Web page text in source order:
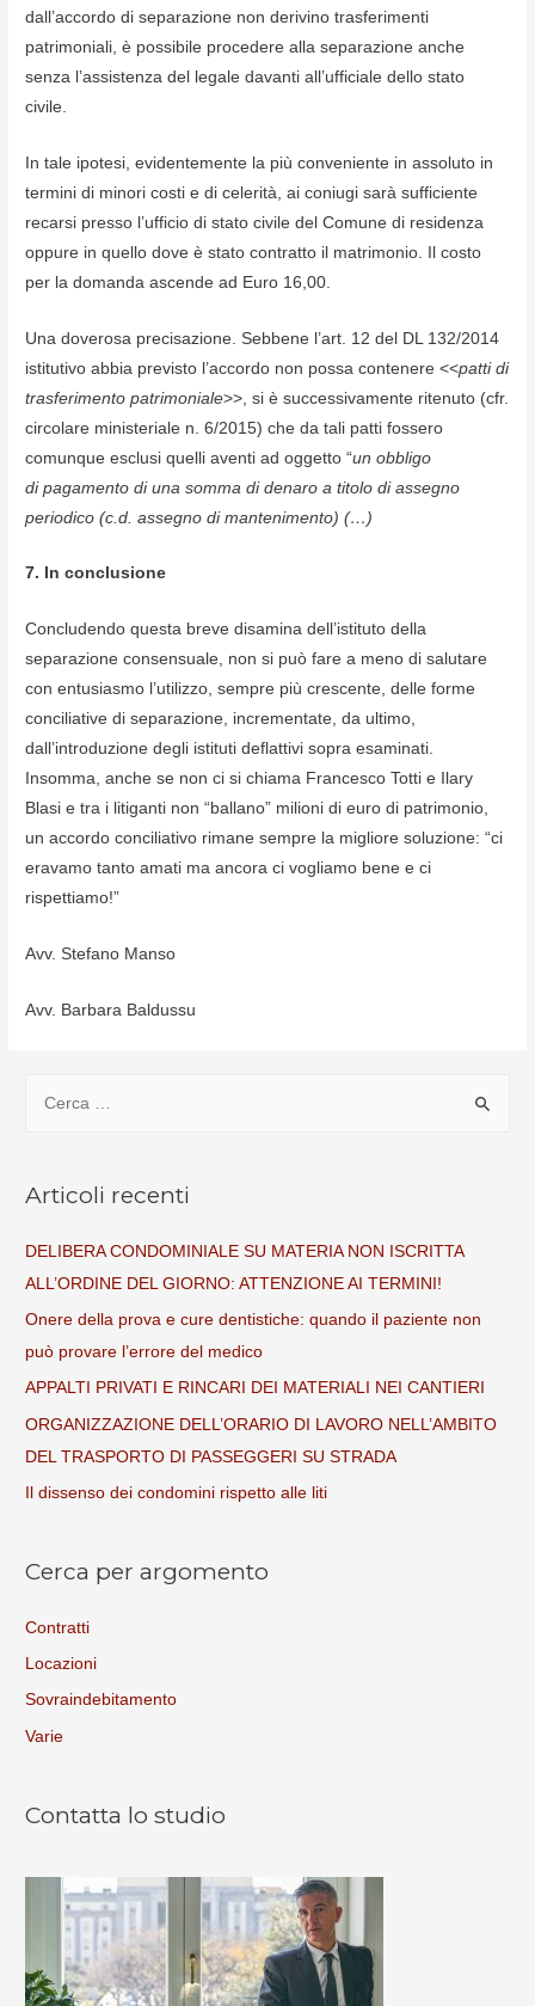
dall’accordo di separazione non derivino trasferimenti
patrimoniali, è possibile procedere alla separazione anche
senza l’assistenza del legale davanti all’ufficiale dello stato
civile.
In tale ipotesi, evidentemente la più conveniente in assoluto in
termini di minori costi e di celerità, ai coniugi sarà sufficiente
recarsi presso l’ufficio di stato civile del Comune di residenza
oppure in quello dove è stato contratto il matrimonio. Il costo
per la domanda ascende ad Euro 16,00.
Una doverosa precisazione. Sebbene l’art. 12 del DL 132/2014
istitutivo abbia previsto l’accordo non possa contenere <<patti di
trasferimento patrimoniale>>, si è successivamente ritenuto (cfr.
circolare ministeriale n. 6/2015) che da tali patti fossero
comunque esclusi quelli aventi ad oggetto “un obbligo
di pagamento di una somma di denaro a titolo di assegno
periodico (c.d. assegno di mantenimento) (…)
7. In conclusione
Concludendo questa breve disamina dell’istituto della
separazione consensuale, non si può fare a meno di salutare
con entusiasmo l’utilizzo, sempre più crescente, delle forme
conciliative di separazione, incrementate, da ultimo,
dall’introduzione degli istituti deflattivi sopra esaminati.
Insomma, anche se non ci si chiama Francesco Totti e Ilary
Blasi e tra i litiganti non “ballano” milioni di euro di patrimonio,
un accordo conciliativo rimane sempre la migliore soluzione: “ci
eravamo tanto amati ma ancora ci vogliamo bene e ci
rispettiamo!”
Avv. Stefano Manso
Avv. Barbara Baldussu
e
c
a
p
e
r
Articoli recenti
DELIBERA CONDOMINIALE SU MATERIA NON ISCRITTA
ALL’ORDINE DEL GIORNO: ATTENZIONE AI TERMINI!
Onere della prova e cure dentistiche: quando il paziente non
può provare l’errore del medico
APPALTI PRIVATI E RINCARI DEI MATERIALI NEI CANTIERI
ORGANIZZAZIONE DELL’ORARIO DI LAVORO NELL’AMBITO
DEL TRASPORTO DI PASSEGGERI SU STRADA
Il dissenso dei condomini rispetto alle liti
Cerca per argomento
Contratti
Locazioni
Sovraindebitamento
Varie
Contatta lo studio